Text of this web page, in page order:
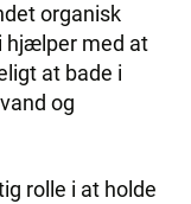
organisk
hjælper med at
at bade i
og
rolle i at holde